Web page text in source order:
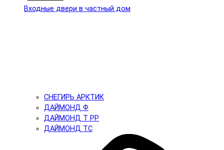
Входные двери в частный дом
СНЕГИРЬ АРКТИК
ДАЙМОНД Ф
ДАЙМОНД Т PP
ДАЙМОНД ТС